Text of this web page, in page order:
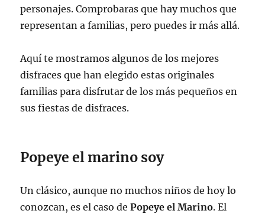
personajes. Comprobaras que hay muchos que
representan a familias, pero puedes ir más allá.
Aquí te mostramos algunos de los mejores
disfraces que han elegido estas originales
familias para disfrutar de los más pequeños en
sus fiestas de disfraces.
Popeye el marino soy
Un clásico, aunque no muchos niños de hoy lo
conozcan, es el caso de Popeye el Marino. El